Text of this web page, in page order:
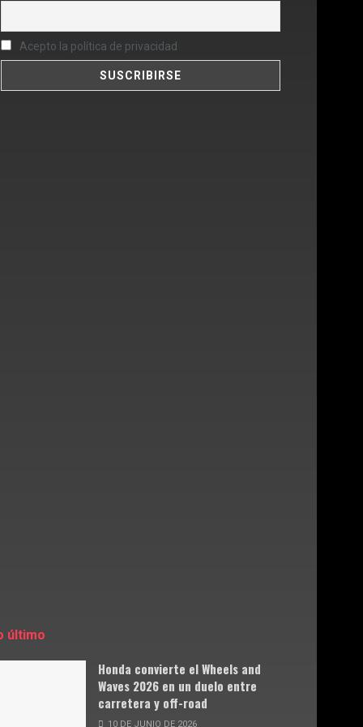
Acepto la política de privacidad
último
Honda convierte el Wheels and
Waves 2026 en un duelo entre
carretera y off-road
10 DE JUNIO DE 2026